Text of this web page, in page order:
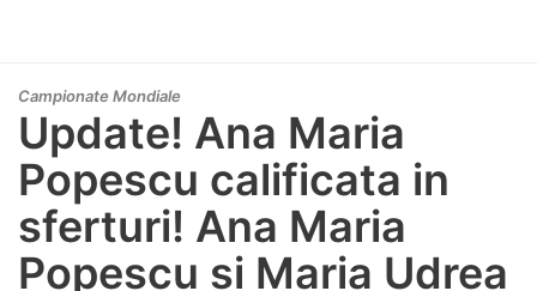
Campionate Mondiale
Update! Ana Maria
Popescu calificata in
sferturi! Ana Maria
Popescu si Maria Udrea